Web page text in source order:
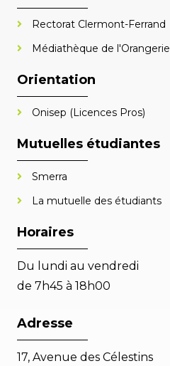
Rectorat Clermont-Ferrand
Médiathèque de l'Orangerie
Orientation
Onisep (Licences Pros)
Mutuelles étudiantes
Smerra
La mutuelle des étudiants
Horaires
Du lundi au vendredi
de 7h45 à 18h00
Adresse
17, Avenue des Célestins